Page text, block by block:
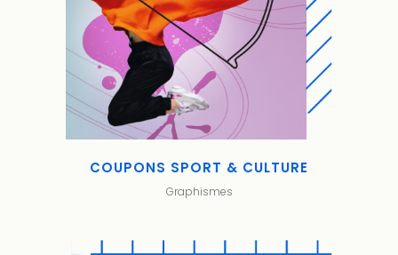
COUPONS SPORT & CULTURE
Graphismes